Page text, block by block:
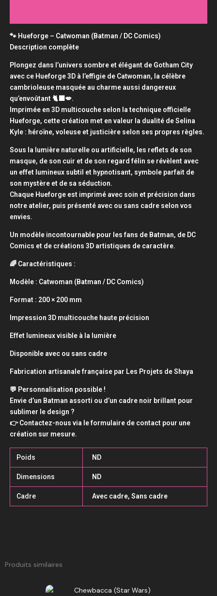
🐾 Hueforge – Catwoman (Batman / DC Comics)
Description complète
Plongez dans l’univers sombre et élégant de Gotham City
avec ce Hueforge 3D à l’effigie de Catwoman, la célèbre
cambrioleuse masquée au charme aussi dangereux
qu’envoûtant 🐈‍⬛💋.
Imprimée en 3D multicouche selon la technique officielle
Hueforge, cette création met en valeur la dualité de Selina
Kyle : héroïne, voleuse et justicière selon ses propres règles.
Sous la lumière naturelle ou artificielle, les reflets de son
masque, de son cuir et de son regard félin se révèlent avec
un effet lumineux subtil et hypnotisant, symbole parfait de
son mystère et de sa séduction.
Chaque Hueforge est imprimé avec soin et précision dans
notre atelier, puis présenté avec ou sans cadre selon vos
envies.
Un modèle incontournable pour les fans de Batman, de DC
Comics et de créations 3D artistiques de caractère.
🌈 Caractéristiques :
Modèle : Catwoman (Batman / DC Comics)
Format : 200 × 200 mm
Impression 3D multicouche haute précision
Effet lumineux visible à la lumière
Disponible avec ou sans cadre
Fabrication artisanale française par Les Projets de Shaya
💬 Personnalisation possible !
Envie d’un Batman assorti ou d’un cadre noir brillant pour
sublimer le design ?
👉 Contactez-nous via le formulaire de contact pour une
création sur mesure.
Poids ND
Dimensions ND
Cadre Avec cadre, Sans cadre
Produits similaires
Plage
Ce